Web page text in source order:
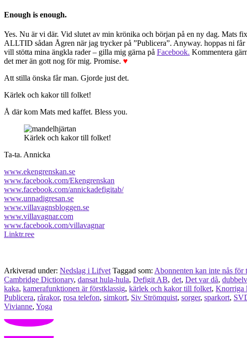
Enough is enough.
Yes. Nu är vi där. Vid slutet av min krönika och början på en ny dag. Mats
ALLTID sådan Ågren när jag trycker på ”Publicera”. Anyway. hoppas ni
vill stötta mina ängkla rader – gilla mig gärna på Facebook. Kommentera
det mer än gott nog för mig. Promise. ♥
Att stilla önska får man. Gjorde just det.
Kärlek och kakor till folket!
Å där kom Mats med kaffet. Bless you.
Kärlek och kakor till folket!
Ta-ta. Annicka
www.ekengrenskan.se
www.facebook.com/Ekengrenskan
www.facebook.com/annickadefigitab/
www.unnadigresan.se
www.villavagnsbloggen.se
www.villavagnar.com
www.facebook.com/villavagnar
Linktr.ree
Arkiverad under: Nedslag i Lifvet Taggad som: Abonnenten kan inte nås för
Cambridge Dictionary, dansat hula-hula, Defigit AB, det, Det var då,
kaka, kamerafunktionen är förstklassig, kärlek och kakor till folket, Knorriga
Publicera, rårakor, rosa telefon, simkort, Siv Strömquist, sorger, sparkort,
Vivianne, Yoga